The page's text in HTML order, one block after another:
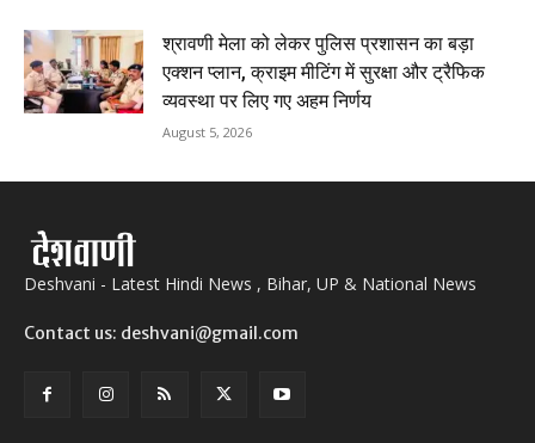
श्रावणी मेला को लेकर पुलिस प्रशासन का बड़ा
एक्शन प्लान, क्राइम मीटिंग में सुरक्षा और ट्रैफिक
व्यवस्था पर लिए गए अहम निर्णय
August 5, 2026
Deshvani - Latest Hindi News , Bihar, UP & National News
Contact us: deshvani@gmail.com